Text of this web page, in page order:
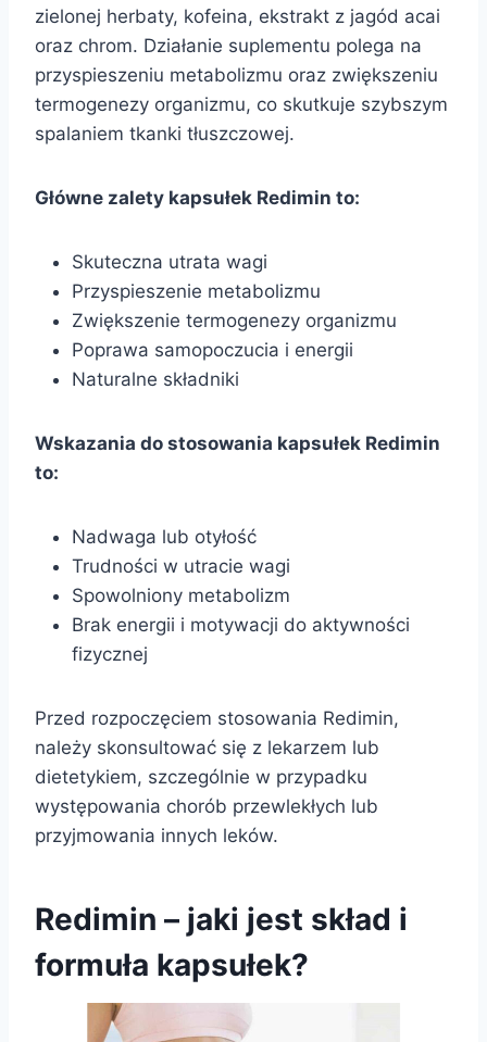
zielonej herbaty, kofeina, ekstrakt z jagód acai
oraz chrom. Działanie suplementu polega na
przyspieszeniu metabolizmu oraz zwiększeniu
termogenezy organizmu, co skutkuje szybszym
spalaniem tkanki tłuszczowej.
Główne zalety kapsułek Redimin to:
Skuteczna utrata wagi
Przyspieszenie metabolizmu
Zwiększenie termogenezy organizmu
Poprawa samopoczucia i energii
Naturalne składniki
Wskazania do stosowania kapsułek Redimin
to:
Nadwaga lub otyłość
Trudności w utracie wagi
Spowolniony metabolizm
Brak energii i motywacji do aktywności
fizycznej
Przed rozpoczęciem stosowania Redimin,
należy skonsultować się z lekarzem lub
dietetykiem, szczególnie w przypadku
występowania chorób przewlekłych lub
przyjmowania innych leków.
Redimin – jaki jest skład i
formuła kapsułek?